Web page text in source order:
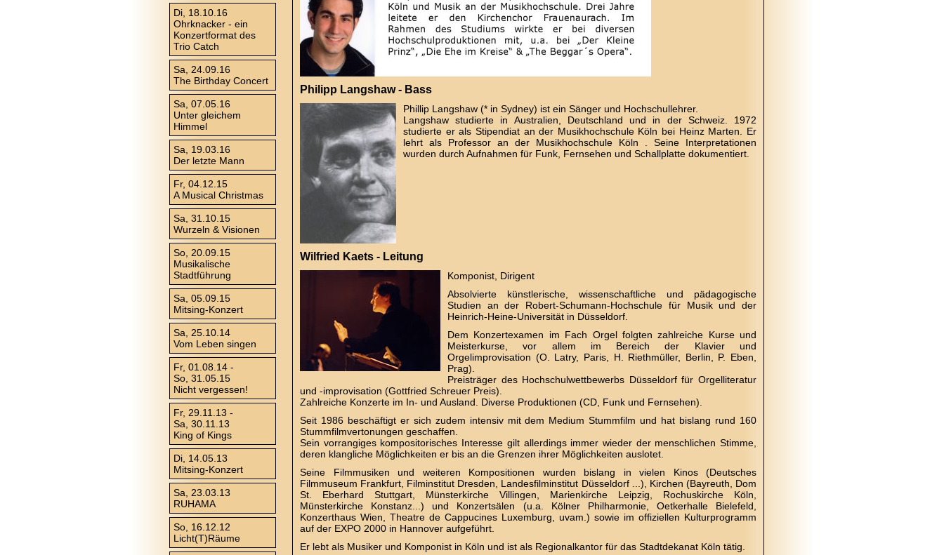
Di, 18.10.16
Ohrknacker - ein
Konzertformat des
Trio Catch
Sa, 24.09.16
The Birthday Concert
Sa, 07.05.16
Unter gleichem
Himmel
Sa, 19.03.16
Der letzte Mann
Fr, 04.12.15
A Musical Christmas
Sa, 31.10.15
Wurzeln & Visionen
So, 20.09.15
Musikalische
Stadtführung
Sa, 05.09.15
Mitsing-Konzert
Sa, 25.10.14
Vom Leben singen
Fr, 01.08.14 -
So, 31.05.15
Nicht vergessen!
Fr, 29.11.13 -
Sa, 30.11.13
King of Kings
Di, 14.05.13
Mitsing-Konzert
Sa, 23.03.13
RUHAMA
So, 16.12.12
Licht(T)Räume
Philipp Langshaw - Bass
Phillip Langshaw (* in Sydney) ist ein Sänger und Hochschullehrer.
Langshaw studierte in Australien, Deutschland und in der Schweiz. 1972
studierte er als Stipendiat an der Musikhochschule Köln bei Heinz Marten. Er
lehrt als Professor an der Musikhochschule Köln . Seine Interpretationen
wurden durch Aufnahmen für Funk, Fernsehen und Schallplatte dokumentiert.
Wilfried Kaets - Leitung
Komponist, Dirigent
Absolvierte künstlerische, wissenschaftliche und pädagogische
Studien an der Robert-Schumann-Hochschule für Musik und der
Heinrich-Heine-Universität in Düsseldorf.
Dem Konzertexamen im Fach Orgel folgten zahlreiche Kurse und
Meisterkurse, vor allem im Bereich der Klavier und
Orgelimprovisation (O. Latry, Paris, H. Riethmüller, Berlin, P. Eben,
Prag).
Preisträger des Hochschulwettbewerbs Düsseldorf für Orgelliteratur
und -improvisation (Gottfried Schreuer Preis).
Zahlreiche Konzerte im In- und Ausland. Diverse Produktionen (CD, Funk und Fernsehen).
Seit 1986 beschäftigt er sich zudem intensiv mit dem Medium Stummfilm und hat bislang rund 160
Stummfilmvertonungen geschaffen.
Sein vorrangiges kompositorisches Interesse gilt allerdings immer wieder der menschlichen Stimme,
deren klangliche Möglichkeiten er bis an die Grenzen ihrer Möglichkeiten auslotet.
Seine Filmmusiken und weiteren Kompositionen wurden bislang in vielen Kinos (Deutsches
Filmmuseum Frankfurt, Filminstitut Dresden, Landesfilminstitut Düsseldorf ...), Kirchen (Bayreuth, Dom
St. Eberhard Stuttgart, Münsterkirche Villingen, Marienkirche Leipzig, Rochuskirche Köln,
Münsterkirche Konstanz...) und Konzertsälen (u.a. Kölner Philharmonie, Oetkerhalle Bielefeld,
Konzerthaus Wien, Theatre de Cappucines Luxemburg, uvam.) sowie im offiziellen Kulturprogramm
auf der EXPO 2000 in Hannover aufgeführt.
Er lebt als Musiker und Komponist in Köln und ist als Regionalkantor für das Stadtdekanat Köln tätig.